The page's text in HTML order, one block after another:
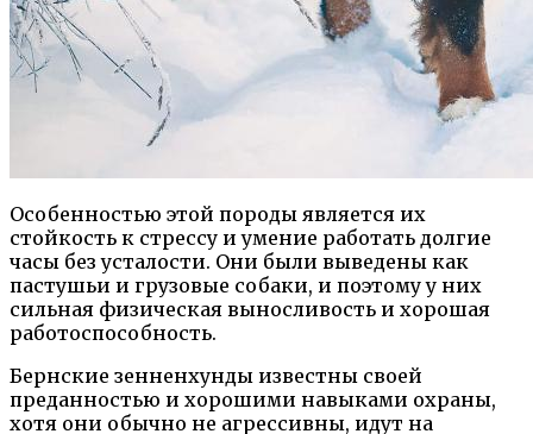
Особенностью этой породы является их
стойкость к стрессу и умение работать долгие
часы без усталости. Они были выведены как
пастушьи и грузовые собаки, и поэтому у них
сильная физическая выносливость и хорошая
работоспособность.
Бернские зенненхунды известны своей
преданностью и хорошими навыками охраны,
хотя они обычно не агрессивны, идут на